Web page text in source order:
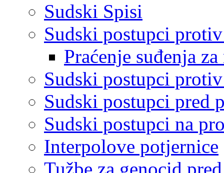
Sudski Spisi
Sudski postupci
Praćenje suđenja
Sudski postupci
Sudski postupci pred
Sudski postupci na
Interpolove potjernice